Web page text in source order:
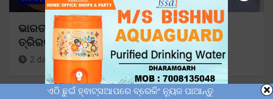
ଭାରତୀୟ ଜନତା ପାର୍ଟି ପକ୍ଷରୁ ମଣ୍ଡଳ ବୈଠକ ଓ
ତ୍ରିରଙ୍ଗା ଯାତ୍ରା କାର୍ଯ୍ୟକ୍ରମ ଅନୁଷ୍ଠିତ
2 days ago Sunil Kumar Dhangadamajhi
ଏଠି ଛୁଇଁ ହ୍ଵାଟ୍ସଆପରେ ବ୍ରେକିଂ ନ୍ୟୁଜ ପାଆନ୍ତୁ